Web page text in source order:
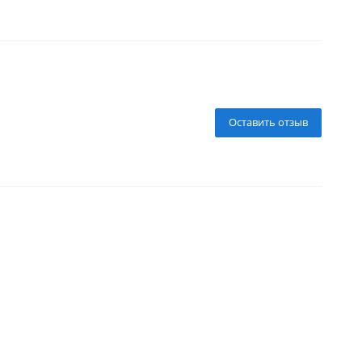
Оставить отзыв